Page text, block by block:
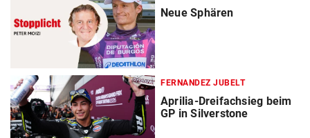
Neue Sphären
FERNANDEZ JUBELT
Aprilia-Dreifachsieg beim
GP in Silverstone